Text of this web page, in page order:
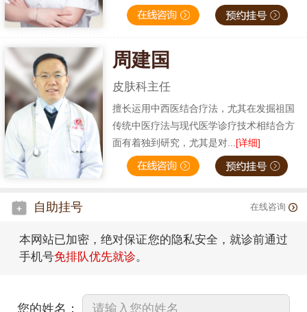
周建国
皮肤科主任
擅长运用中西医结合疗法，尤其在发掘祖国
传统中医疗法与现代医学诊疗技术相结合方
面有着独到研究，尤其是对...[详细]
自助挂号 在线咨询
本网站已加密，绝对保证您的隐私安全，就诊前通过
手机号免排队优先就诊。
您的姓名：